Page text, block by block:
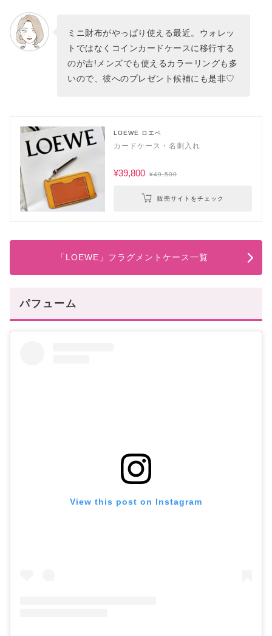
ミニ財布がやっぱり使える最近。ウォレッ
トではなくコインカードケースに移行する
のが吉!メンズでも使えるカラーリングも多
いので、彼へのプレゼント候補にも是非♡
LOEWE ロエベ
カードケース・名刺入れ
¥39,800 ¥49,500
販売サイトをチェック
「LOEWE」フラグメントケース一覧
パフューム
View this post on Instagram